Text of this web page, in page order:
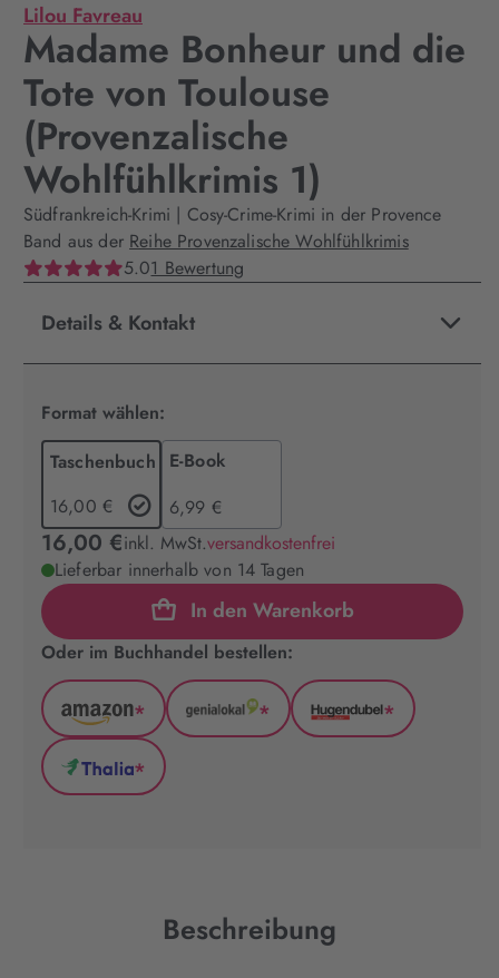
Lilou Favreau
Madame Bonheur und die
Tote von Toulouse
(Provenzalische
Wohlfühlkrimis 1)
Südfrankreich-Krimi | Cosy-Crime-Krimi in der Provence
Band aus der Reihe Provenzalische Wohlfühlkrimis
5.01 Bewertung
Details & Kontakt
Format wählen:
Taschenbuch
16,00 €
E-Book
6,99 €
16,00 €inkl. MwSt.versandkostenfrei
Lieferbar innerhalb von 14 Tagen
In den Warenkorb
Oder im Buchhandel bestellen:
Amazon
(wird
in
neuem
*
GenialLokal
*
Hugendubel
*
Thalia
*
Beschreibung